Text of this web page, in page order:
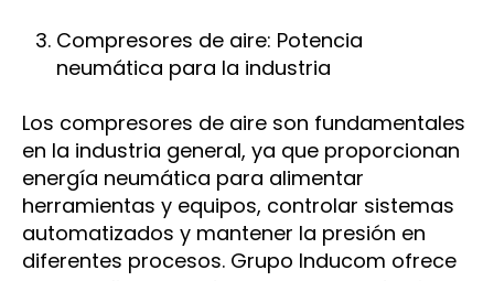
Compresores de aire: Potencia
neumática para la industria
Los compresores de aire son fundamentales
en la industria general, ya que proporcionan
energía neumática para alimentar
herramientas y equipos, controlar sistemas
automatizados y mantener la presión en
diferentes procesos. Grupo Inducom ofrece